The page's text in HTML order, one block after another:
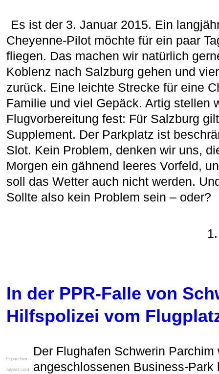
Es ist der 3. Januar 2015. Ein
Cheyenne-Pilot möchte für ein paar
fliegen. Das machen wir natürlich
Koblenz nach Salzburg gehen und
zurück. Eine leichte Strecke für eine
Familie und viel Gepäck. Artig stellen
Flugvorbereitung fest: Für Salzburg
Supplement. Der Parkplatz ist
Slot. Kein Problem, denken wir uns,
Morgen ein gähnend leeres Vorfeld,
soll das Wetter auch nicht werden.
Sollte also kein Problem sein –
In der PPR-Falle von
Hilfspolizei vom
© parchim-
airport.com
Der Flughafen Schwerin
angeschlossen­en Business-